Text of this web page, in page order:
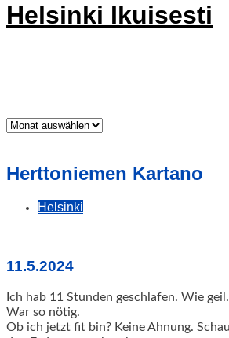
Helsinki Ikuisesti
Was
Herttoniemen Kartano
Helsinki
11.5.2024
Ich hab 11 Stunden geschlafen. Wie geil.
War so nötig.
Ob ich jetzt fit bin? Keine Ahnung.